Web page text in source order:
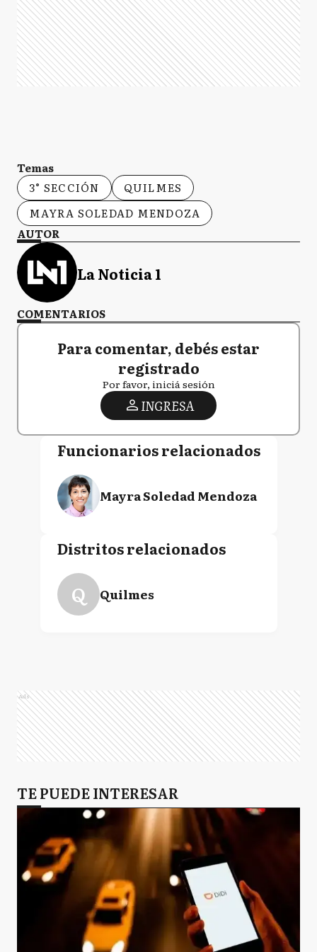
Temas
3° SECCIÓN
QUILMES
MAYRA SOLEDAD MENDOZA
AUTOR
La Noticia 1
COMENTARIOS
Para comentar, debés estar
registrado
Por favor, iniciá sesión
INGRESA
Funcionarios relacionados
Mayra Soledad Mendoza
Distritos relacionados
Q Quilmes
Ads
TE PUEDE INTERESAR